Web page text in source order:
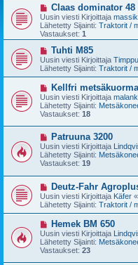
U
u
s
i
v
s
t
Claas dominator 48
Uusin viesti Kirjoittaja
Lähetetty Sijainti: Traktorit /
Vastaukset: 1
U
u
s
i
v
e
s
t
i
Tuhti M85
Uusin viesti Kirjoittaja
Lähetetty Sijainti: Traktorit /
U
u
s
i
v
i
s
t
i
Kellfri
Uusin viesti Kirjoittaja
Lähetetty Sijainti:
Vastaukset: 18
U
u
s
i
v
i
e
s
t
Patruuna 3200
Uusin viesti Kirjoittaja
Lähetetty Sijainti:
Vastaukset: 19
U
u
s
i
v
e
s
t
i
Deutz-Fahr
Uusin viesti Kirjoittaja Käfer «
Lähetetty Sijainti: Traktorit /
U
u
s
i
v
Hemek BM 650
Uusin viesti Kirjoittaja
Lähetetty Sijainti:
Vastaukset: 23